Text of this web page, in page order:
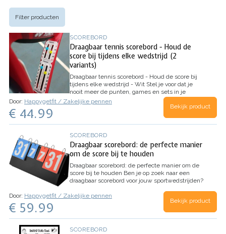
Filter producten
SCOREBORD
Draagbaar tennis scorebord - Houd de
score bij tijdens elke wedstrijd (2
variants)
Draagbaar tennis scorebord - Houd de score bij
tijdens elke wedstrijd - Wit Stel je voor dat je
nooit meer de punten, games en sets in je
tennismatch vergeet. Onze praktische, lichte en
draagbare tennis scorebord is hier om dat
mogelijk te maken. Het is ontworpen om te…
Door: Happygetfit / Zakelijke pennen
€ 44.99 Bekijk product
SCOREBORD
Draagbaar scorebord: de perfecte manier
om de score bij te houden
Draagbaar scorebord: de perfecte manier om de
score bij te houden Ben je op zoek naar een
draagbaar scorebord voor jouw sportwedstrijden?
keuze voor jou. Dit scorebord is compact en
Door: Happygetfit / Zakelijke pennen
€ 59.99 Bekijk product
SCOREBORD